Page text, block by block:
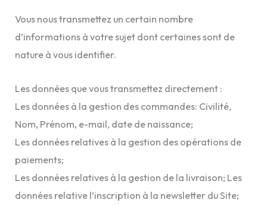
Vous nous transmettez un certain nombre
d’informations à votre sujet dont certaines sont de
nature à vous identifier.
Les données que vous transmettez directement :
Les données à la gestion des commandes: Civilité,
Nom, Prénom, e-mail, date de naissance;
Les données relatives à la gestion des opérations de
paiements;
Les données relatives à la gestion de la livraison; Les
données relative l’inscription à la newsletter du Site;